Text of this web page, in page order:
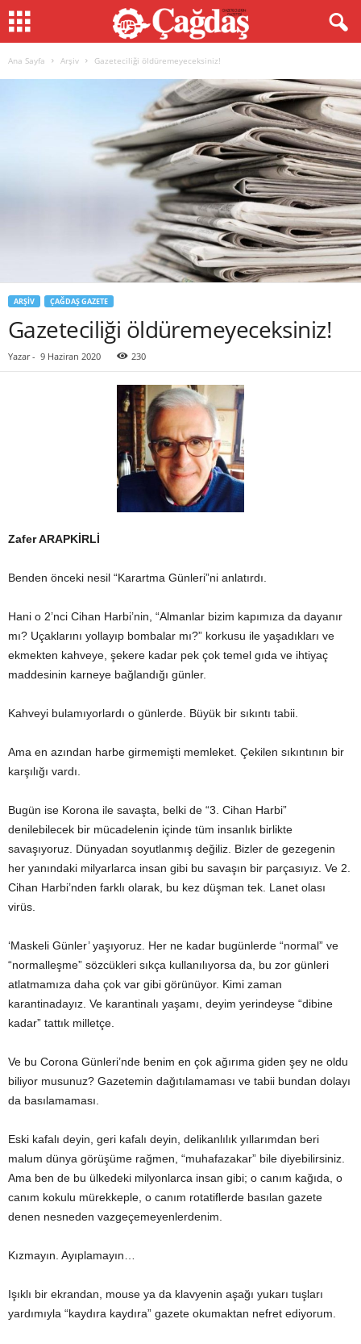
Ana Sayfa Arşiv Gazeteciliği öldüremeyeceksiniz!
ARŞIV ÇAĞDAŞ GAZETE
Gazeteciliği öldüremeyeceksiniz!
Yazar - 9 Haziran 2020 230
Zafer ARAPKİRLİ
Benden önceki nesil “Karartma Günleri”ni anlatırdı.
Hani o 2’nci Cihan Harbi’nin, “Almanlar bizim kapımıza da dayanır
mı? Uçaklarını yollayıp bombalar mı?” korkusu ile yaşadıkları ve
ekmekten kahveye, şekere kadar pek çok temel gıda ve ihtiyaç
maddesinin karneye bağlandığı günler.
Kahveyi bulamıyorlardı o günlerde. Büyük bir sıkıntı tabii.
Ama en azından harbe girmemişti memleket. Çekilen sıkıntının bir
karşılığı vardı.
Bugün ise Korona ile savaşta, belki de “3. Cihan Harbi”
denilebilecek bir mücadelenin içinde tüm insanlık birlikte
savaşıyoruz. Dünyadan soyutlanmış değiliz. Bizler de gezegenin
her yanındaki milyarlarca insan gibi bu savaşın bir parçasıyız. Ve 2.
Cihan Harbi’nden farklı olarak, bu kez düşman tek. Lanet olası
virüs.
‘Maskeli Günler’ yaşıyoruz. Her ne kadar bugünlerde “normal” ve
“normalleşme” sözcükleri sıkça kullanılıyorsa da, bu zor günleri
atlatmamıza daha çok var gibi görünüyor. Kimi zaman
karantinadayız. Ve karantinalı yaşamı, deyim yerindeyse “dibine
kadar” tattık milletçe.
Ve bu Corona Günleri’nde benim en çok ağırıma giden şey ne oldu
biliyor musunuz? Gazetemin dağıtılamaması ve tabii bundan dolayı
da basılamaması.
Eski kafalı deyin, geri kafalı deyin, delikanlılık yıllarımdan beri
malum dünya görüşüme rağmen, “muhafazakar” bile diyebilirsiniz.
Ama ben de bu ülkedeki milyonlarca insan gibi; o canım kağıda, o
canım kokulu mürekkeple, o canım rotatiflerde basılan gazete
denen nesneden vazgeçemeyenlerdenim.
Kızmayın. Ayıplamayın…
Işıklı bir ekrandan, mouse ya da klavyenin aşağı yukarı tuşları
yardımıyla “kaydıra kaydıra” gazete okumaktan nefret ediyorum.